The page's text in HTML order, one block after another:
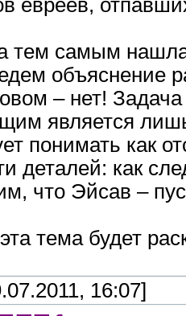
евреев,
тем самым
объяснение
– нет!
является
понимать как
деталей: как
что Эйсав –
тема будет
16:07]